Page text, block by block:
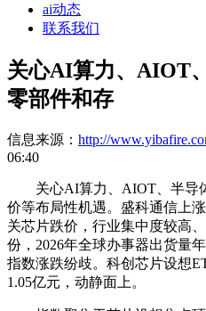
ai动态
联系我们
关心AI算力、AIOT
零部件和存
信息来源： http://
06:40
关心AI算力、AIOT、半导
价等布局性机遇。盛科通信上
关芯片跌价，行业集中度较高
份，2026年全球办事器出货量
指数涨跌纷歧。科创芯片设想
1.05亿元，动静面上。